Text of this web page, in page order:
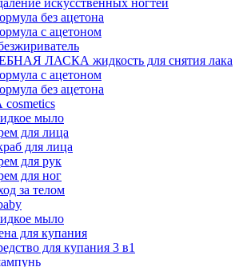
искусственных ногтей
без ацетона
с ацетоном
ЛАСКА жидкость для снятия лака
с ацетоном
без ацетона
мыло
для лица
для лица
для рук
для ног
за телом
мыло
для купания
для купания 3 в1